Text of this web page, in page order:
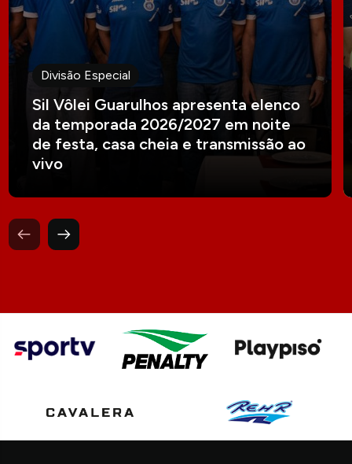
Divisão Especial
Sil Vôlei Guarulhos apresenta elenco
da temporada 2026/2027 em noite
de festa, casa cheia e transmissão ao
vivo